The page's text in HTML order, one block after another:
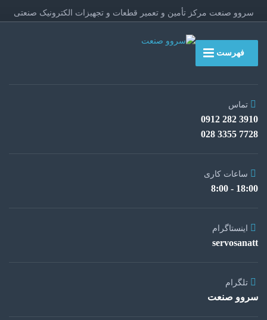
سروو صنعت مرکز تأمین و تعمیر قطعات و تجهیزات الکترونیک صنعتی
فهرست
تماس
3910 282 0912
7728 3355 028
ساعات کاری
18:00 - 8:00
اینستاگرام
servosanatt
تلگرام
سروو صنعت